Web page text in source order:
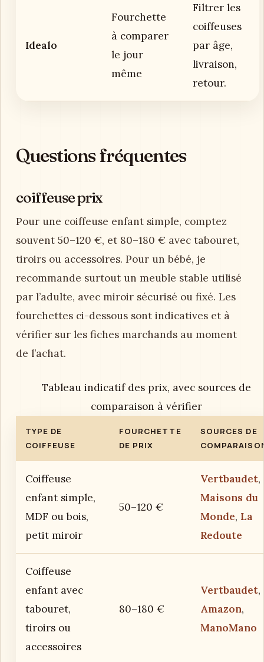
Idealo
Fourchette
à comparer
le jour
même
Filtrer les
coiffeuses
par âge,
livraison,
retour.
Questions fréquentes
coiffeuse prix
Pour une coiffeuse enfant simple, comptez
souvent 50–120 €, et 80–180 € avec tabouret,
tiroirs ou accessoires. Pour un bébé, je
recommande surtout un meuble stable utilisé
par l’adulte, avec miroir sécurisé ou fixé. Les
fourchettes ci-dessous sont indicatives et à
vérifier sur les fiches marchands au moment
de l’achat.
Tableau indicatif des prix, avec sources de
comparaison à vérifier
TYPE DE
COIFFEUSE
FOURCHETTE
DE PRIX
SOURCES DE
Coiffeuse
enfant simple,
MDF ou bois,
petit miroir
50–120 €
Vertbaudet,
Maisons du
Monde, La
Redoute
Coiffeuse
enfant avec
tabouret,
tiroirs ou
accessoires
80–180 €
Vertbaudet,
Amazon,
ManoMano